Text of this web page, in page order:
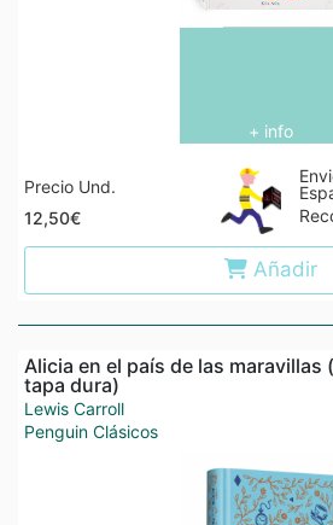
+ info
Precio Und.
12,50€
Añadir
Alicia en el país de las maravillas
tapa dura)
Lewis Carroll
Penguin Clásicos